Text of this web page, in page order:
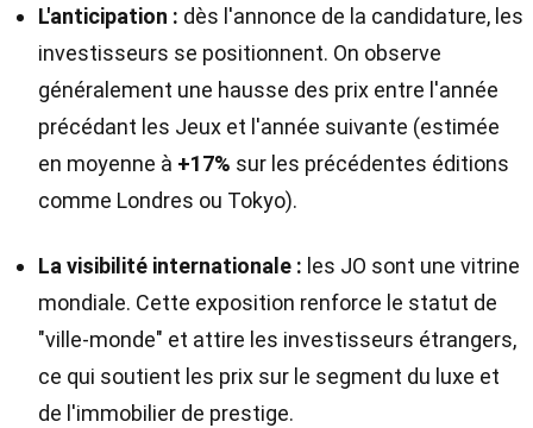
L'anticipation : dès l'annonce de la candidature, les
investisseurs se positionnent. On observe
généralement une hausse des prix entre l'année
précédant les Jeux et l'année suivante (estimée
en moyenne à +17% sur les précédentes éditions
comme Londres ou Tokyo).
La visibilité internationale : les JO sont une vitrine
mondiale. Cette exposition renforce le statut de
"ville-monde" et attire les investisseurs étrangers,
ce qui soutient les prix sur le segment du luxe et
de l'immobilier de prestige.